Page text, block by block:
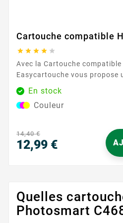
Cartouche compatible
    
Avec la Cartouche compatible HP 300 couleur ,
Easycartouche vous propose
fiable pour vos impressions
pour fonctionner avec les
référence HP 300 , elle offre une qualité d’image
légères. Idéale pour la
aide à...
En stock
Couleur
14,40 €
12,99 €
Quelles
Photosmart